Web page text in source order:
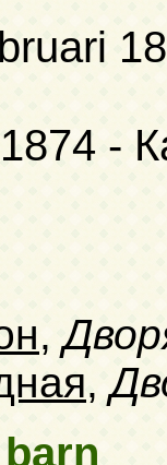
-
,
,